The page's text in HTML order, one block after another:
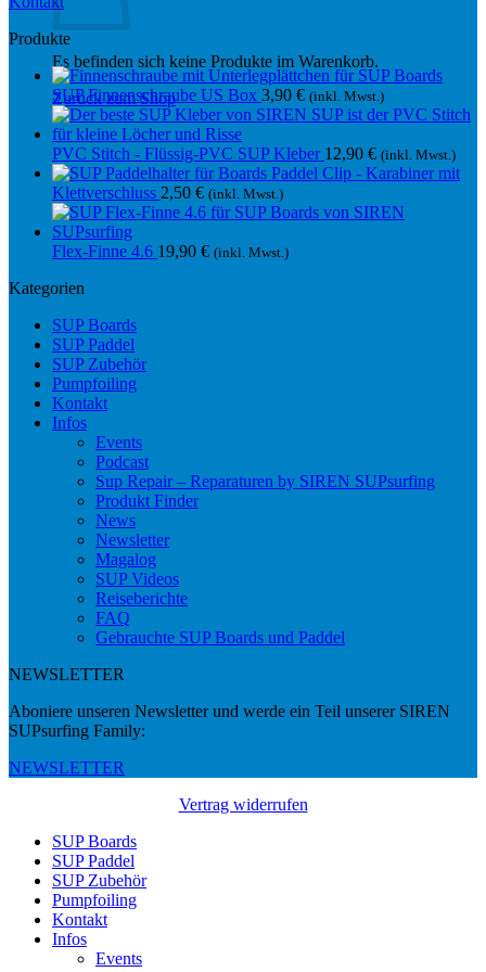
Es befinden sich keine Produkte im Warenkorb.
Zurück zum Shop
Produkte
SUP Finnenschraube US Box 3,90 € (inkl. Mwst.)
PVC Stitch - Flüssig-PVC SUP Kleber 12,90 € (inkl. Mwst.)
Paddel Clip - Karabiner mit
Klettverschluss 2,50 € (inkl. Mwst.)
Flex-Finne 4.6 19,90 € (inkl. Mwst.)
Kategorien
SUP Boards
SUP Paddel
SUP Zubehör
Pumpfoiling
Kontakt
Infos
Events
Podcast
Sup Repair – Reparaturen by SIREN SUPsurfing
Produkt Finder
News
Newsletter
Magalog
SUP Videos
Reiseberichte
FAQ
Gebrauchte SUP Boards und Paddel
NEWSLETTER
Aboniere unseren Newsletter und werde ein Teil unserer SIREN
SUPsurfing Family:
NEWSLETTER
Vertrag widerrufen
SUP Boards
SUP Paddel
SUP Zubehör
Pumpfoiling
Kontakt
Infos
Events